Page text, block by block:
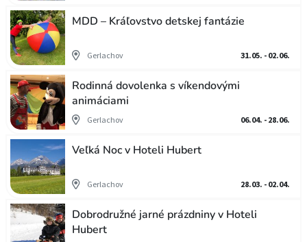
MDD – Kráľovstvo detskej fantázie
Gerlachov 31.05. - 02.06.
Rodinná dovolenka s víkendovými
animáciami
Gerlachov 06.04. - 28.06.
Veľká Noc v Hoteli Hubert
Gerlachov 28.03. - 02.04.
Dobrodružné jarné prázdniny v Hoteli
Hubert